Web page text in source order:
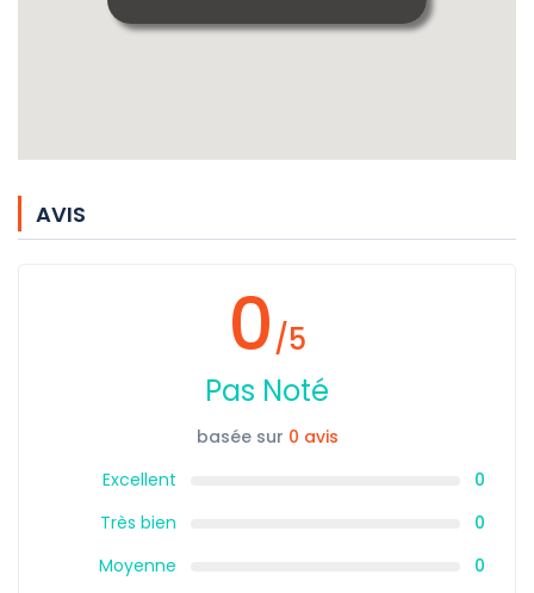
AVIS
0/5
Pas Noté
basée sur 0 avis
Excellent
0
Très bien
0
Moyenne
0